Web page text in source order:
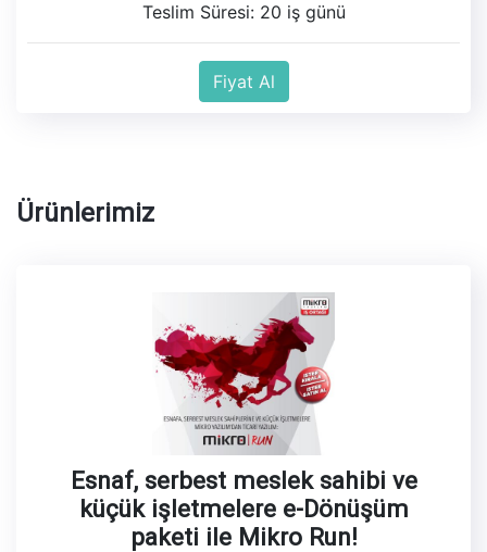
Teslim Süresi: 20 iş günü
Fiyat Al
Ürünlerimiz
Esnaf, serbest meslek sahibi ve
küçük işletmelere e-Dönüşüm
paketi ile Mikro Run!